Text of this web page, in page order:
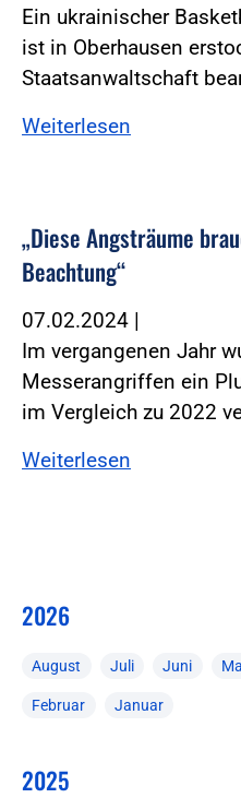
Ein ukrainischer
ist in Oberhausen
Staatsanwaltschaft
Weiterlesen
„Diese Angsträume
Beachtung“
07.02.2024 |
Im vergangenen Jahr
Messerangriffen ein
im Vergleich zu 2022
Weiterlesen
2026
August Juli Juni
Februar Januar
2025